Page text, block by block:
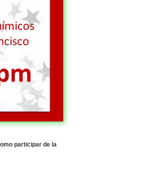
participar de la